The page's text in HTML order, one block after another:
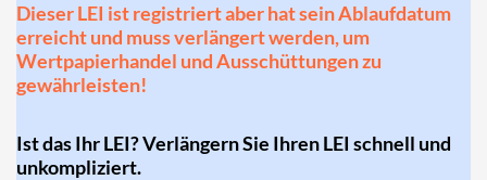
Dieser LEI ist registriert aber hat sein Ablaufdatum
erreicht und muss verlängert werden, um
Wertpapierhandel und Ausschüttungen zu
gewährleisten!
Ist das Ihr LEI? Verlängern Sie Ihren LEI schnell und
unkompliziert.